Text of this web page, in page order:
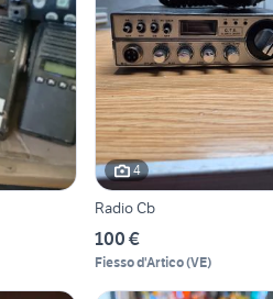
4
Radio Cb
100 €
Fiesso d'Artico(VE)